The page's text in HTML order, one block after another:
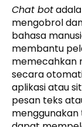
Chat bot
mengobrol
bahasa
membantu
memecahkan
secara
aplikasi atau
pesan teks